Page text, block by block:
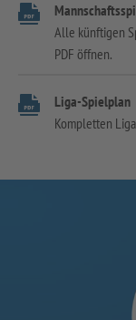
Alle künftigen
PDF öffnen.
Liga-Spielplan
Kompletten